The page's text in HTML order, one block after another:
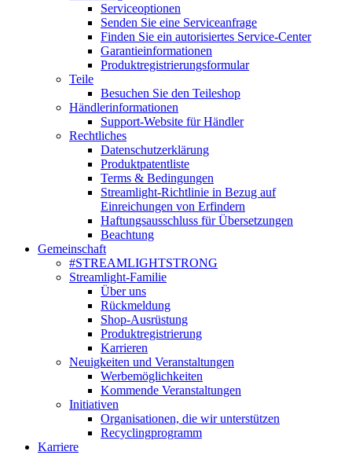
Serviceoptionen
Senden Sie eine Serviceanfrage
Finden Sie ein autorisiertes Service-Center
Garantieinformationen
Produktregistrierungsformular
Teile
Besuchen Sie den Teileshop
Händlerinformationen
Support-Website für Händler
Rechtliches
Datenschutzerklärung
Produktpatentliste
Terms & Bedingungen
Streamlight-Richtlinie in Bezug auf
Einreichungen von Erfindern
Haftungsausschluss für Übersetzungen
Beachtung
Gemeinschaft
#STREAMLIGHTSTRONG
Streamlight-Familie
Über uns
Rückmeldung
Shop-Ausrüstung
Produktregistrierung
Karrieren
Neuigkeiten und Veranstaltungen
Werbemöglichkeiten
Kommende Veranstaltungen
Initiativen
Organisationen, die wir unterstützen
Recyclingprogramm
Karriere